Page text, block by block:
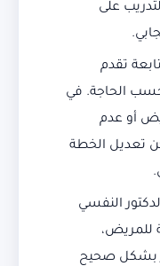
على
تقدم
الحاجة. في
أو عدم
تعديل الخطة
النفسي
للمريض،
بشكل صحيح